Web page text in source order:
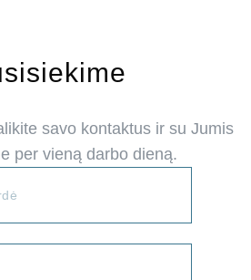
savo kontaktus ir su Jumis
per vieną darbo dieną.